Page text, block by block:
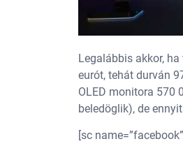
Legalábbis akkor,
eurót, tehát durván
OLED monitora 570
beledöglik), de
[sc